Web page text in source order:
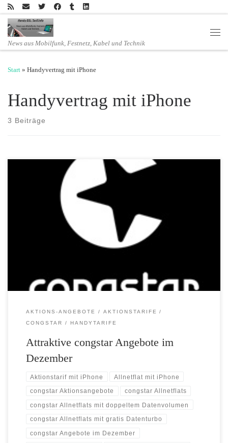
Zum Inhalt springen
News aus Mobilfunk, Festnetz, Kabel und Technik
Start » Handyvertrag mit iPhone
Handyvertrag mit iPhone
3 Beiträge
Attraktive congstar Angebote im Dezember: Apple iPhone SE und
iPhone 6s zum vergünstigten Aktionspreis Seit 1. Dezember bietet
congstar Neukunden die beiden leistungsstarken Smartphones Apple
iPhone SE und Apple iPhone 6s zum besonders günstigen Aktionspreis
an. Wer sich für einen Allnet Flat oder Allnet Flat Plus Tarif bei
AKTIONS-ANGEBOTE
AKTIONSTARIFE
CONGSTAR
HANDYTARIFE
Attraktive congstar Angebote im
Dezember
Aktionstarif mit iPhone Allnetflat mit iPhone
congstar Aktionsangebote congstar Allnetflats
congstar Allnetflats mit doppeltem Datenvolumen
congstar Allnetflats mit gratis Datenturbo
congstar Angebote im Dezember